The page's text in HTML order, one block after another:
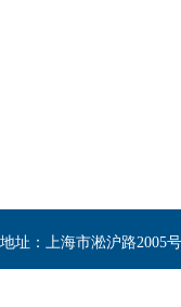
地址：上海市淞沪路2005